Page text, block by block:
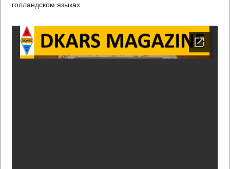
голландском языках.